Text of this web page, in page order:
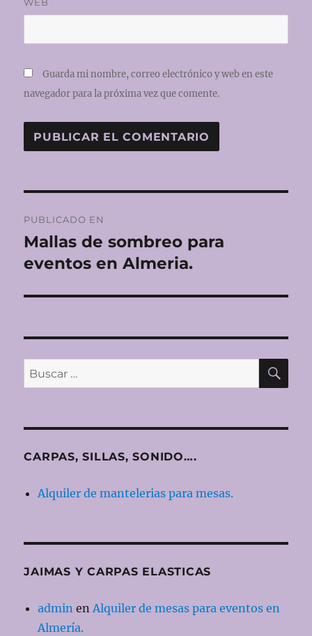
WEB
Guarda mi nombre, correo electrónico y web en este
navegador para la próxima vez que comente.
de
entradas
PUBLICADO EN
Mallas de sombreo para
eventos en Almeria.
Buscar
por:
CARPAS, SILLAS, SONIDO….
Alquiler de mantelerias para mesas.
JAIMAS Y CARPAS ELASTICAS
admin enAlquiler de mesas para eventos en
Almería.